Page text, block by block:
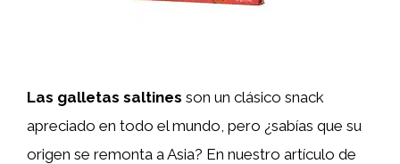
Las galletas saltines son un clásico snack
apreciado en todo el mundo, pero ¿sabías que su
origen se remonta a Asia? En nuestro artículo de